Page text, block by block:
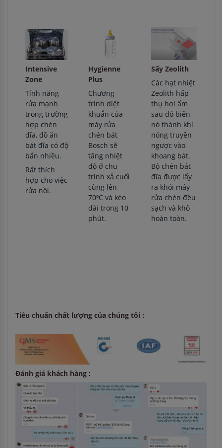
Intensive
Zone
Tính năng
rửa mạnh
trong trường
hợp chén
dĩa, đồ ăn
bát đĩa có độ
bẩn nhiều.
Rất thích
hợp cho việc
rửa nồi.
Hygienne
Plus
Chương
trình diệt
khuẩn của
máy rửa
chén bát
Bosch sẽ
tăng nhiệt
độ ở chu
trình xả cuối
cùng lên
70ºC và kéo
dài trong 10
phút.
Sấy Zeolith
Các hạt nhiệt
Zeolith hấp
thụ hơi ẩm
sau đó biến
nó thành khí
nóng truyền
ngược vào
khoang bát.
Bộ chén bát
đĩa được lấy
ra khỏi máy
rửa chén đều
sạch và khô
hoàn toàn.
Tiêu chuẩn chất lượng của chúng tôi :
Đánh giá khách hàng :